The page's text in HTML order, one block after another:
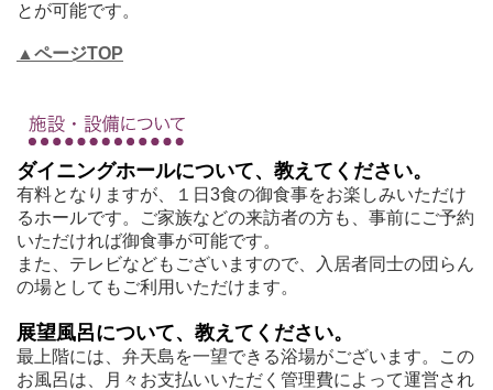
とが可能です。
▲ページTOP
ダイニングホールについて、教えてください。
有料となりますが、１日3食の御食事をお楽しみいただけ
るホールです。ご家族などの来訪者の方も、事前にご予約
いただければ御食事が可能です。
また、テレビなどもございますので、入居者同士の団らん
の場としてもご利用いただけます。
展望風呂について、教えてください。
最上階には、弁天島を一望できる浴場がございます。この
お風呂は、月々お支払いいただく管理費によって運営され